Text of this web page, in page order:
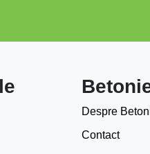
Despre
Contact